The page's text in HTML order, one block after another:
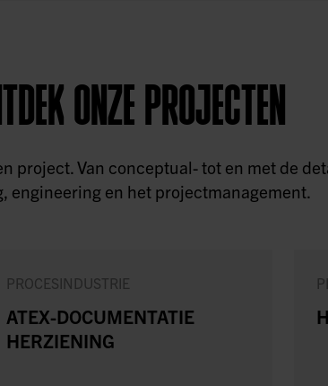
ONZE PROJECTEN
project. Van conceptual- tot en met de
engineering en het projectmanagement.
PROCESINDUSTRIE
ATEX-DOCUMENTATIE
HERZIENING